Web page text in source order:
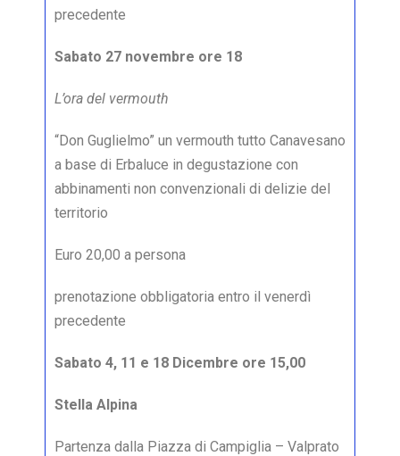
precedente
Sabato 27 novembre ore 18
L’ora del vermouth
“Don Guglielmo” un vermouth tutto Canavesano
a base di Erbaluce in degustazione con
abbinamenti non convenzionali di delizie del
territorio
Euro 20,00 a persona
prenotazione obbligatoria entro il venerdì
precedente
Sabato 4, 11 e 18 Dicembre ore 15,00
Stella Alpina
Partenza dalla Piazza di Campiglia – Valprato